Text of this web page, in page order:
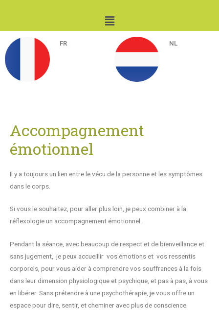
FR NL
Accompagnement
émotionnel
Il y a toujours un lien entre le vécu de la personne et les symptômes
dans le corps.
Si vous le souhaitez, pour aller plus loin, je peux combiner à la
réflexologie un accompagnement émotionnel.
Pendant la séance, avec beaucoup de respect et de bienveillance et
sans jugement, je peux accueillir vos émotions et vos ressentis
corporels, pour vous aider à comprendre vos souffrances à la fois
dans leur dimension physiologique et psychique, et pas à pas, à vous
en libérer. Sans prétendre à une psychothérapie, je vous offre un
espace pour dire, sentir, et cheminer avec plus de conscience.